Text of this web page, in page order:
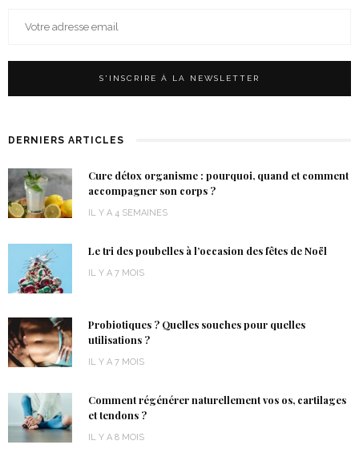
DERNIERS ARTICLES
Cure détox organisme : pourquoi, quand et comment
accompagner son corps ?
IL Y A 4 SEMAINES
Le tri des poubelles à l’occasion des fêtes de Noël
IL Y A 7 MOIS
Probiotiques ? Quelles souches pour quelles
utilisations ?
IL Y A 7 MOIS
Comment régénérer naturellement vos os, cartilages
et tendons ?
IL Y A 8 MOIS